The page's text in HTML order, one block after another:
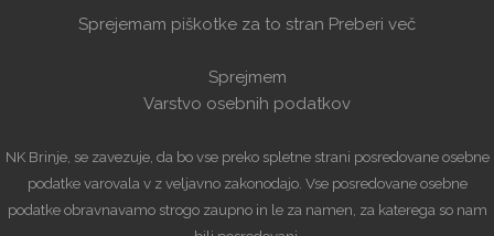
Sprejemam piškotke za to stran Preberi več
Sprejmem
Varstvo osebnih podatkov
NK Brinje, se zavezuje, da bo vse preko spletne strani posredovane osebne
podatke varovala v z veljavno zakonodajo. Vse posredovane osebne
podatke obravnavamo strogo zaupno in le za namen, za katerega so nam